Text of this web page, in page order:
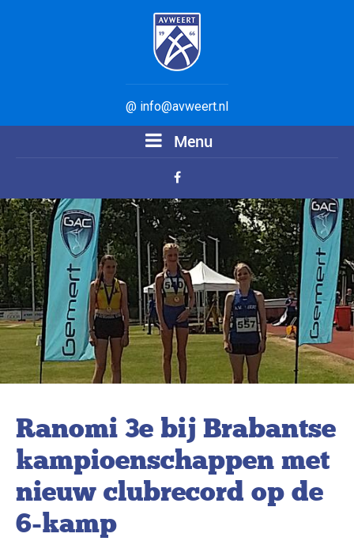
@ info@avweert.nl
Menu
Ranomi 3e bij Brabantse
kampioenschappen met
nieuw clubrecord op de
6-kamp